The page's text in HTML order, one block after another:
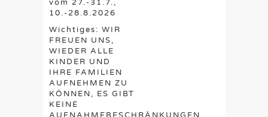
vom 27.-31.7.,
10.-28.8.2026
Wichtiges: WIR
FREUEN UNS,
WIEDER ALLE
KINDER UND
IHRE FAMILIEN
AUFNEHMEN ZU
KÖNNEN, ES GIBT
KEINE